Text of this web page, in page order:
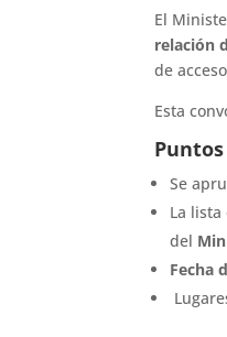
El
relación
de
Esta
Se
La
del
Fecha